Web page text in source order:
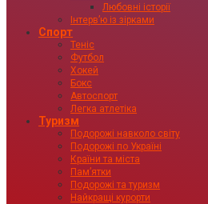
Любовні історії
Інтервʼю із зірками
Спорт
Теніс
Футбол
Хокей
Бокс
Автоспорт
Легка атлетіка
Туризм
Подорожі навколо світу
Подорожі по Україні
Країни та міста
Пам’ятки
Подорожі та туризм
Найкращі курорти